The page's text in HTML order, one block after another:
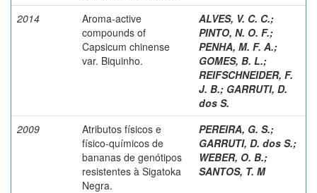
2014
Aroma-active
compounds of
Capsicum chinense
var. Biquinho.
ALVES, V. C. C.;
PINTO, N. O. F.;
PENHA, M. F. A.;
GOMES, B. L.;
REIFSCHNEIDER, F.
J. B.; GARRUTI, D.
dos S.
2009
Atributos físicos e
físico-químicos de
bananas de genótipos
resistentes à Sigatoka
Negra.
PEREIRA, G. S.;
GARRUTI, D. dos S.;
WEBER, O. B.;
SANTOS, T. M